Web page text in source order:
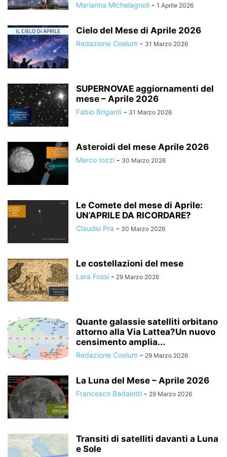
Marianna Michelagnoli - 1 Aprile 2026
Cielo del Mese di Aprile 2026
Redazione Coelum - 31 Marzo 2026
SUPERNOVAE aggiornamenti del
mese – Aprile 2026
Fabio Briganti - 31 Marzo 2026
Asteroidi del mese Aprile 2026
Marco Iozzi - 30 Marzo 2026
Le Comete del mese di Aprile:
UN’APRILE DA RICORDARE?
Claudio Pra - 30 Marzo 2026
Le costellazioni del mese
Lara Fossi - 29 Marzo 2026
Quante galassie satelliti orbitano
attorno alla Via Lattea?Un nuovo
censimento amplia...
Redazione Coelum - 29 Marzo 2026
La Luna del Mese – Aprile 2026
Francesco Badalotti - 29 Marzo 2026
Transiti di satelliti davanti a Luna
e Sole